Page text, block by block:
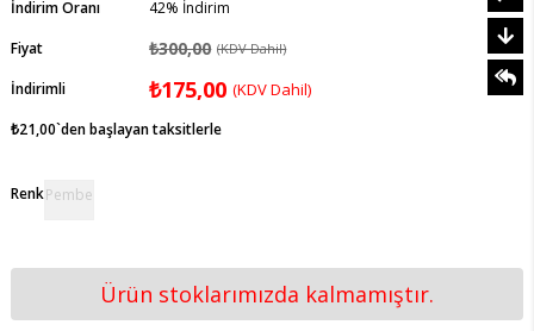
İndirim Oranı
%
42
İndirim
Fiyat
₺300,00 (KDV Dahil)
İndirimli ₺175,00 (KDV Dahil)
₺21,00`den başlayan taksitlerle
RenkPembe
Ürün stoklarımızda kalmamıştır.